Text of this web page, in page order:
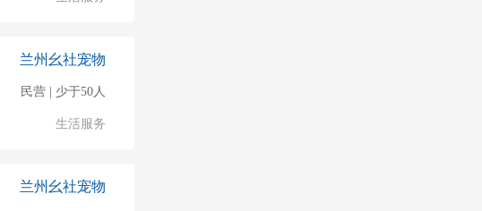
兰州幺社宠物
民营 | 少于50人
生活服务
兰州幺社宠物